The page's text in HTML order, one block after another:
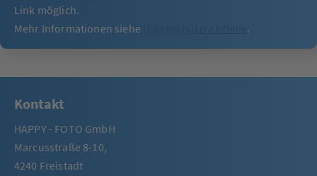
Link möglich.
Mehr Informationen siehe
.
Kontakt
HAPPY - FOTO GmbH
Marcusstraße 8-10,
4240 Freistadt